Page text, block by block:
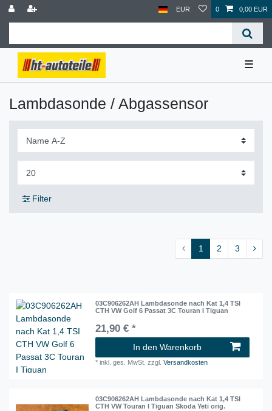
EUR 0 0,00 EUR
☰
Lambdasonde / Abgassensor
Filter
1 2 3
03C906262AH Lambdasonde nach Kat 1,4 TSI
CTH VW Golf 6 Passat 3C Touran I Tiguan
21,90 € *
In den Warenkorb
*inkl. ges. MwSt. zzgl.Versandkosten
03C906262AH Lambdasonde nach Kat 1,4 TSI
CTH VW Touran I Tiguan Skoda Yeti orig.